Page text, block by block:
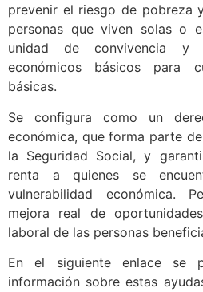
prevenir el riesgo de pobreza
personas que viven solas o
unidad de convivencia y
económicos básicos para
básicas.
Se configura como un
económica, que forma parte
la Seguridad Social, y
renta a quienes se
vulnerabilidad económica.
mejora real de
laboral de las personas
En el siguiente enlace se
información sobre estas